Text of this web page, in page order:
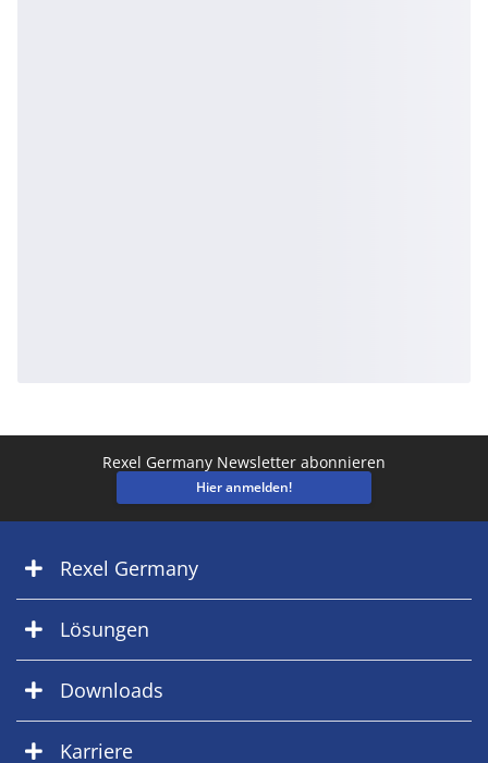
Rexel Germany Newsletter abonnieren
Hier anmelden!
Rexel Germany
Lösungen
Downloads
Karriere